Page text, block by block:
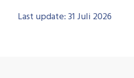
Last update: 31 Juli 2026